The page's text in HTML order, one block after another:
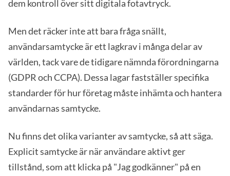
dem kontroll över sitt digitala fotavtryck.
Men det räcker inte att bara fråga snällt,
användarsamtycke är ett lagkrav i många delar av
världen, tack vare de tidigare nämnda förordningarna
(GDPR och CCPA). Dessa lagar fastställer specifika
standarder för hur företag måste inhämta och hantera
användarnas samtycke.
Nu finns det olika varianter av samtycke, så att säga.
Explicit samtycke är när användare aktivt ger
tillstånd, som att klicka på "Jag godkänner" på en